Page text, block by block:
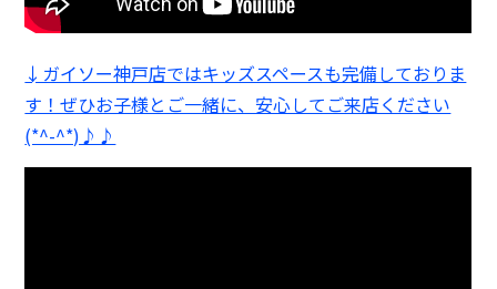
↓ガイソー神戸店ではキッズスペースも完備しておりま
す！ぜひお子様とご一緒に、安心してご来店ください
(*^-^*)♪♪